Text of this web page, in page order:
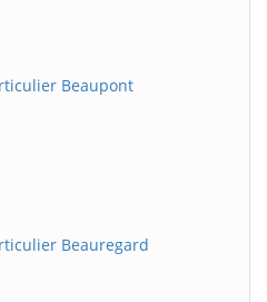
Beaupont
Beauregard